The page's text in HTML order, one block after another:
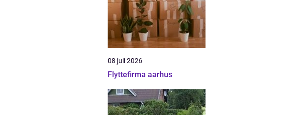
08 juli 2026
Flyttefirma aarhus